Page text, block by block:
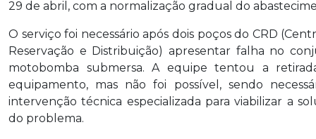
29 de abril, com a normalização gradual do
O serviço foi necessário após dois poços do CRD
Reservação e Distribuição) apresentar falha no
motobomba submersa. A equipe tentou a
equipamento, mas não foi possível, sendo
intervenção técnica especializada para viabilizar a
do problema.